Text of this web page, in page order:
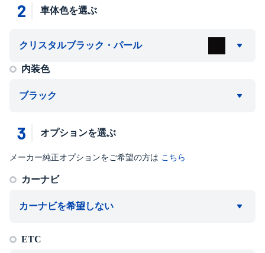
2 車体色を選ぶ
クリスタルブラック・パール
内装色
ブラック
3 オプションを選ぶ
メーカー純正オプションをご希望の方は こちら
カーナビ
カーナビを希望しない
ETC